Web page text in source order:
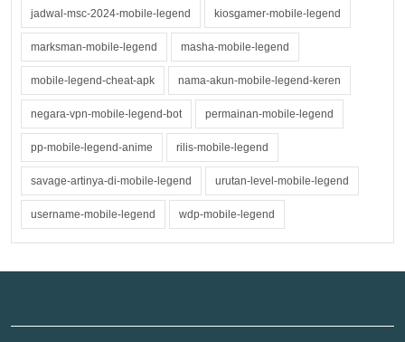
jadwal-msc-2024-mobile-legend kiosgamer-mobile-legend
marksman-mobile-legend masha-mobile-legend
mobile-legend-cheat-apk nama-akun-mobile-legend-keren
negara-vpn-mobile-legend-bot permainan-mobile-legend
pp-mobile-legend-anime rilis-mobile-legend
savage-artinya-di-mobile-legend urutan-level-mobile-legend
username-mobile-legend wdp-mobile-legend